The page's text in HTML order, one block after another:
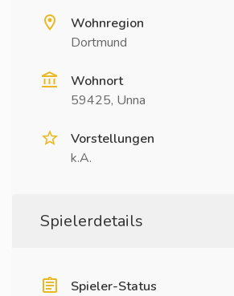
Wohnregion
Dortmund
Wohnort
59425, Unna
Vorstellungen
k.A.
Spielerdetails
Spieler-Status